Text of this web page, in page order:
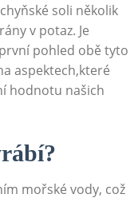
soli několik
v potaz. Je
pohled obě tyto
aspektech,které
hodnotu našich
mořské vody, což